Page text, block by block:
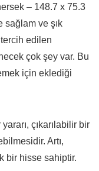
– 148.7 x 75.3
sağlam ve şık
edilen
çok şey var. Bu
için eklediği
çıkarılabilir bir
Artı,
bir hisse sahiptir.